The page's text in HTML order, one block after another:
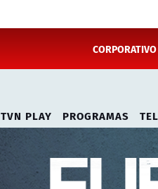
TVN PLAY PROGRAMAS